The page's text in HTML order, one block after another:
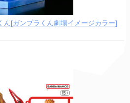
ん[ガンプラくん劇場イメージカラー]